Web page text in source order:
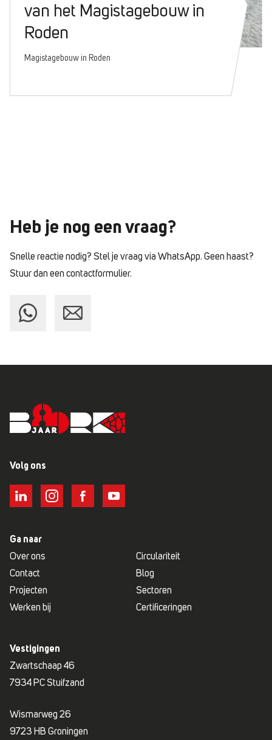
van het Magistagebouw in
Roden
Magistagebouw in Roden
Heb je nog een vraag?
Snelle reactie nodig? Stel je vraag via WhatsApp. Geen haast?
Stuur dan een contactformulier.
Volg ons
Ga naar
Over ons
Circulariteit
Contact
Blog
Projecten
Sectoren
Werken bij
Certificeringen
Vestigingen
Zwartschaap 46
7934 PC Stuifzand
Wismarweg 26
9723 HB Groningen